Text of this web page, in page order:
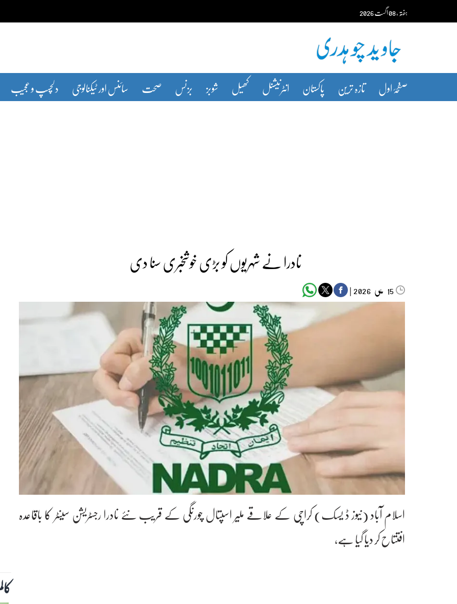
content ہفتہ‬‮،08اگست‬‮2026
صفحۂ اول تازہ ترین پاکستان انٹرنیشنل کھیل شوبز بزنس صحت سائنس اور ٹیکنالوجی دلچسپ و عجیب
نادرا نے شہریوں‌ کو بڑی خوشخبری سنا دی
15 مئی‬‮ |
اسلام آباد (نیوز ڈ یسک) کراچی کے علاقے ملیر اسپتال چورنگی کے قریب نئے نادرا رجسٹریشن سینٹر کا باقاعدہ
افتتاح کر دیا گیا ہے،